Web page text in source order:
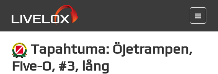
Tapahtuma: Öjetrampen,
Five-O, #3, lång